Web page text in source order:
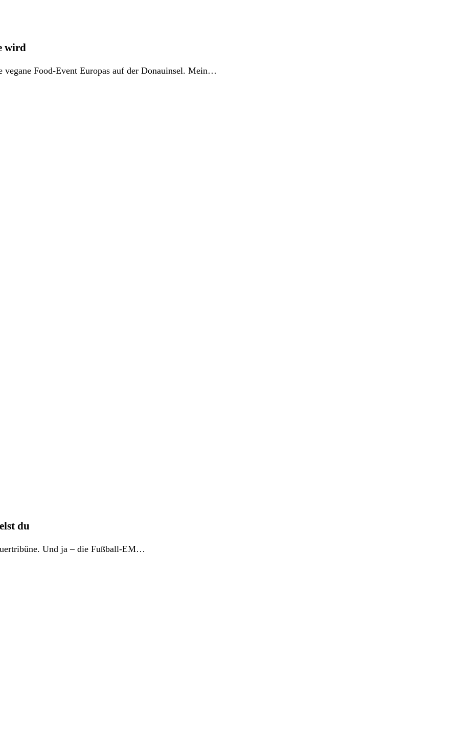
wird
vegane Food-Event Europas auf der Donauinsel. Mein…
du
Und ja – die Fußball-EM…